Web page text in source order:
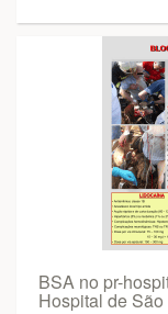
BSA no pr-
Hospital de São